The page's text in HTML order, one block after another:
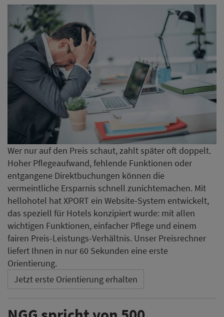
Wer nur auf den Preis schaut, zahlt später oft doppelt.
Hoher Pflegeaufwand, fehlende Funktionen oder
entgangene Direktbuchungen können die
vermeintliche Ersparnis schnell zunichtemachen. Mit
hellohotel hat XPORT ein Website-System entwickelt,
das speziell für Hotels konzipiert wurde: mit allen
wichtigen Funktionen, einfacher Pflege und einem
fairen Preis-Leistungs-Verhältnis. Unser Preisrechner
liefert Ihnen in nur 60 Sekunden eine erste
Orientierung.
Jetzt erste Orientierung erhalten